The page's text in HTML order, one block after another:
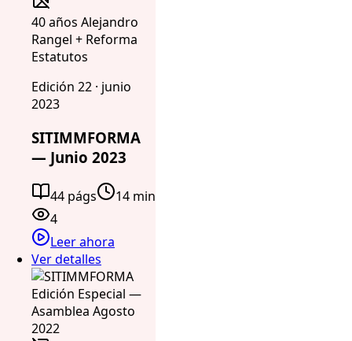
40 años Alejandro
Rangel + Reforma
Estatutos
Edición 22 · junio
2023
SITIMMFORMA
— Junio 2023
44 págs
14 min
4
Leer ahora
Ver detalles